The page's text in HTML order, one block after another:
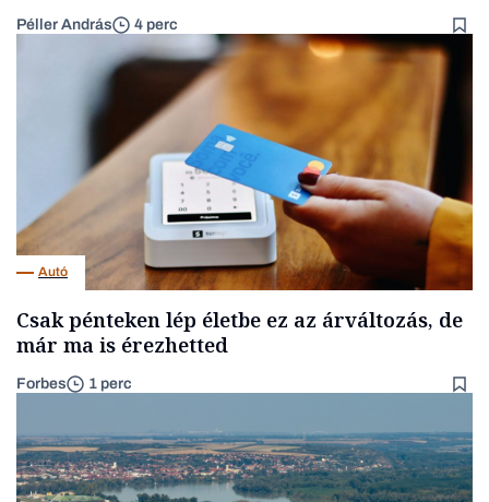
Péller András 4 perc
Autó
Csak pénteken lép életbe ez az árváltozás, de
már ma is érezhetted
Forbes 1 perc